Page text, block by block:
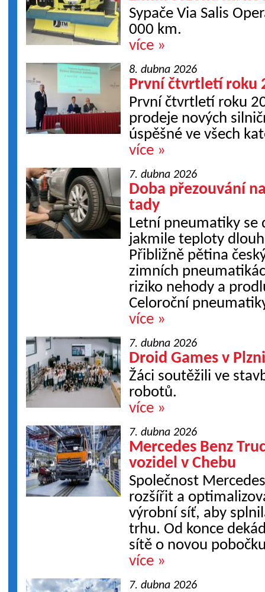
Sypače Via Salis
000 km.
více »
8. dubna 2026
První čtvrtletí roku
První čtvrtletí roku
prodeje nových
úspěšné ve všech
více »
7. dubna 2026
Doba přezouvání
tady
Letní pneumatiky se
jakmile teploty
Přibližně pětina
zimních
riziko nehody a
Celoroční
více »
7. dubna 2026
Droid Games v
Žáci soutěžili ve
robotů.
více »
7. dubna 2026
Mercedes Benz
vozidel v Chebu
Společnost
rozšířit a
výrobní síť, aby
trhu. Od konce
sítě o novou
více »
7. dubna 2026